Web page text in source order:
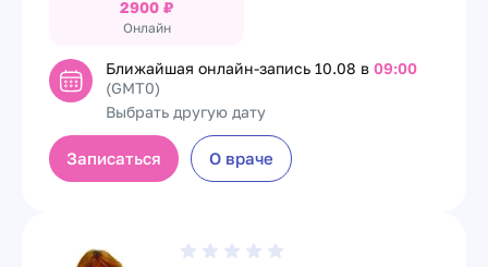
2900 ₽
Онлайн
Ближайшая онлайн-запись 10.08 в 09:00
(GMT0)
Выбрать другую дату
Записаться О враче